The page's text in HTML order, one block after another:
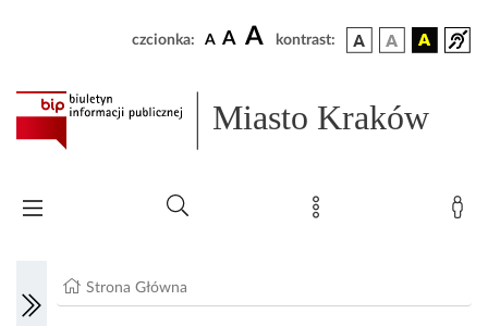
czcionka: A A A kontrast:
Miasto Kraków
Strona Główna